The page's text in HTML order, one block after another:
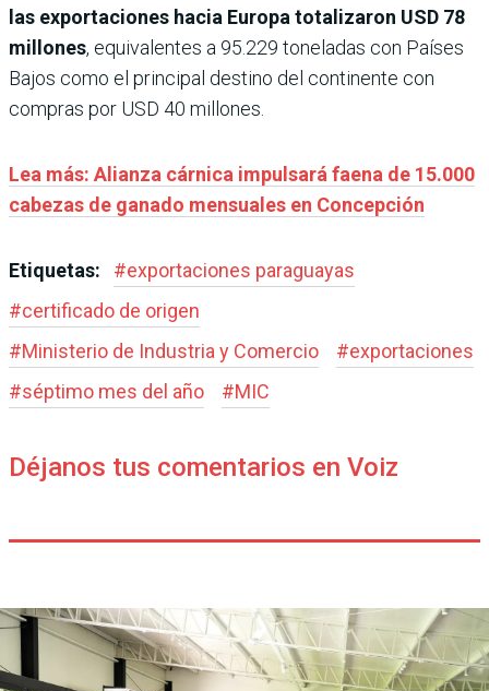
las exportaciones hacia Europa totalizaron USD 78
millones, equivalentes a 95.229 toneladas con Países
Bajos como el principal destino del continente con
compras por USD 40 millones.
Lea más: Alianza cárnica impulsará faena de 15.000
cabezas de ganado mensuales en Concepción
Etiquetas: #exportaciones paraguayas
#certificado de origen
#Ministerio de Industria y Comercio #exportaciones
#séptimo mes del año #MIC
Déjanos tus comentarios en Voiz